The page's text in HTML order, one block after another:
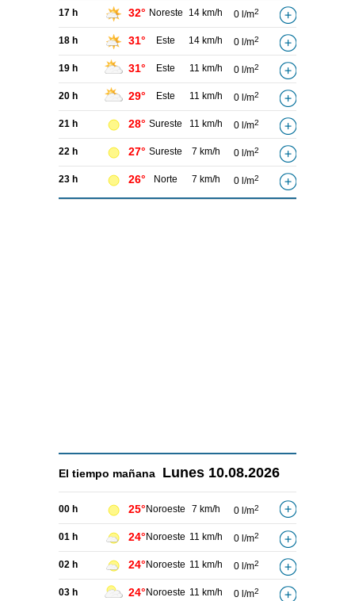
17 h 32° Noreste 14 km/h 0 l/m2
18 h 31° Este 14 km/h 0 l/m2
19 h 31° Este 11 km/h 0 l/m2
20 h 29° Este 11 km/h 0 l/m2
21 h 28° Sureste 11 km/h 0 l/m2
22 h 27° Sureste 7 km/h 0 l/m2
23 h 26° Norte 7 km/h 0 l/m2
El tiempo mañana Lunes 10.08.2026
00 h 25° Noroeste 7 km/h 0 l/m2
01 h 24° Noroeste 11 km/h 0 l/m2
02 h 24° Noroeste 11 km/h 0 l/m2
03 h 24° Noroeste 11 km/h 0 l/m2